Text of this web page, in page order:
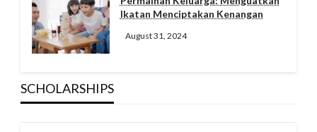
Ikatan Menciptakan Kenangan
August 31, 2024
SCHOLARSHIPS